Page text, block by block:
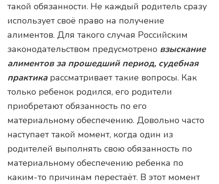
такой обязанности. Не каждый родитель сразу
использует своё право на получение
алиментов. Для такого случая Российским
законодательством предусмотрено взыскание
алиментов за прошедший период, судебная
практикарассматривает такие вопросы. Как
только ребенок родился, его родители
приобретают обязанность по его
материальному обеспечению. Довольно часто
наступает такой момент, когда один из
родителей выполнять свою обязанность по
материальному обеспечению ребенка по
каким-то причинам перестаёт. В этот момент